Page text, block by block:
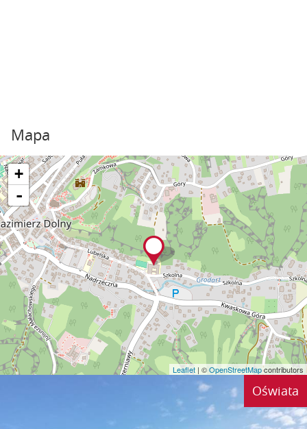
Mapa
+
-
Leaflet | ©OpenStreetMapcontributors
Oświata